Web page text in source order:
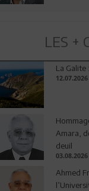
LES +
La
12.07.2026
Amara,
deuil
03.08.2026
Ahmed